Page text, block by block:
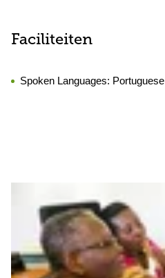
Faciliteiten
Spoken Languages: Portuguese